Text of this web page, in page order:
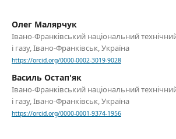
Олег Малярчук
Івано-Франківський національний
і газу, Івано-Франківськ, Україна
https://orcid.org/0000-0002-3019-9028
Василь Остап'як
Івано-Франківський національний
і газу, Івано-Франківськ, Україна
https://orcid.org/0000-0001-9374-1956